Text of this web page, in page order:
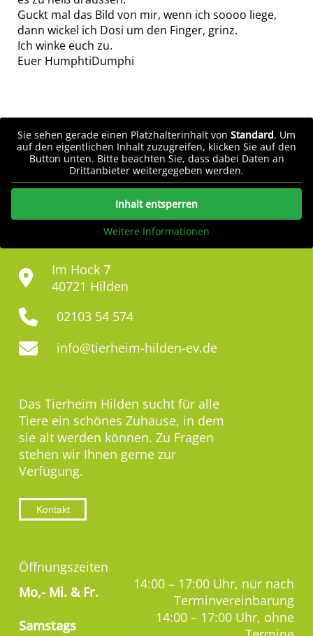
Guckt mal das Bild von mir, wenn ich soooo liege,
dann wickel ich Dosi um den Finger, grinz.
Ich winke euch zu.
Euer HumphtiDumphi
Sie sehen gerade einen Platzhalterinhalt von Standard. Um
auf den eigentlichen Inhalt zuzugreifen, klicken Sie auf den
Button unten. Bitte beachten Sie, dass dabei Daten an
Drittanbieter weitergegeben werden.
Inhalt entsperren
Weitere Informationen
Im Hock 7
40721 Hilden
02103 54 574
info@tierheim-hilden-ev.de
Das Tierheim Hilden sucht für alle
Tiere ein schönes Zuhause, in dem
sie alt werden können. Zu Fragen
stehen wir Ihnen gerne zur
Verfügung.
Kontakt
Öffnungszeiten
Mo,- Mi. & Fr.
14:00 – 17:00 Uhr, nur nach
Terminvereinbarung
Samstags
14:00 – 17:00 Uhr, ohne